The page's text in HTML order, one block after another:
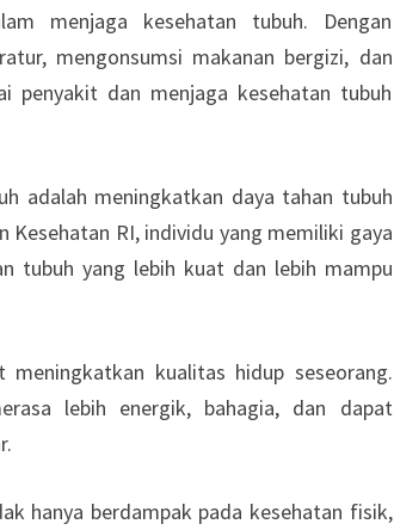
menjaga kesehatan tubuh. Dengan
mengonsumsi makanan bergizi, dan
penyakit dan menjaga kesehatan tubuh
adalah meningkatkan daya tahan tubuh
RI, individu yang memiliki gaya
tubuh yang lebih kuat dan lebih mampu
kualitas hidup seseorang.
lebih energik, bahagia, dan dapat
hanya berdampak pada kesehatan fisik,